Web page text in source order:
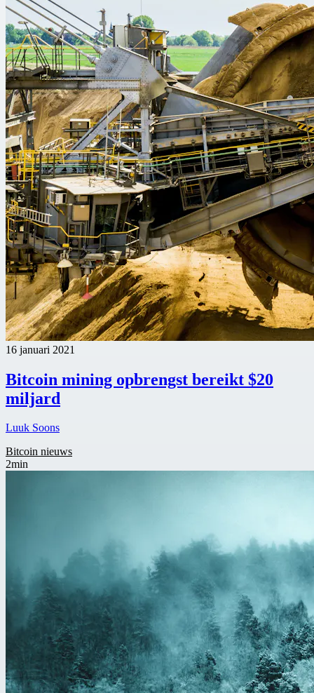
16 januari 2021
Bitcoin mining opbrengst bereikt $20
miljard
Luuk Soons
Bitcoin nieuws
2min